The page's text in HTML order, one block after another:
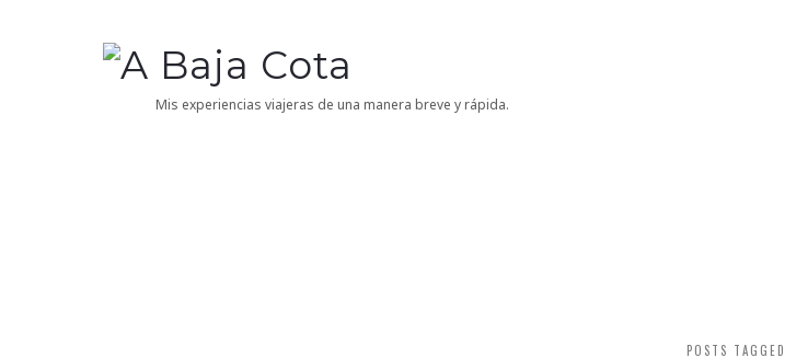
A
BajaMis experiencias viajeras de una manera breve y rápida.
POSTS TAGGED